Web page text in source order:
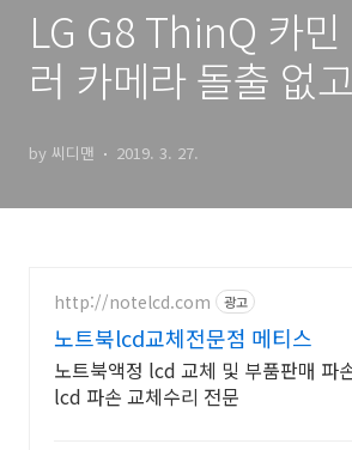
LG G8 ThinQ 카민
러 카메라 돌출 없
by 씨디맨 2019. 3. 27.
http://notelcd.com 광고
노트북lcd교체전문점 메티스
노트북액정 lcd 교체 및 부품판매 파
lcd 파손 교체수리 전문